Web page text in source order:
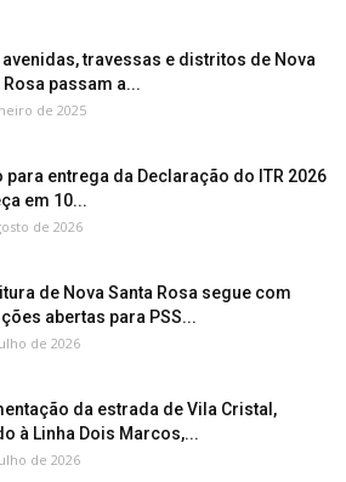
avenidas, travessas e distritos de Nova
Rosa passam a...
de 2025
para entrega da Declaração do ITR 2026
em 10...
de 2026
de Nova Santa Rosa segue com
abertas para PSS...
de 2026
da estrada de Vila Cristal,
à Linha Dois Marcos,...
de 2026